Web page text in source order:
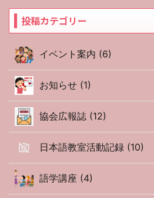
投稿カテゴリー
イベント案内 (6)
お知らせ (1)
協会広報誌 (12)
日本語教室活動記録 (10)
語学講座 (4)